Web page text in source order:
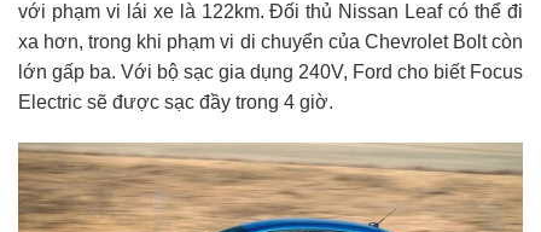
với phạm vi lái xe là 122km. Đối thủ Nissan Leaf có thể đi
xa hơn, trong khi phạm vi di chuyển của Chevrolet Bolt còn
lớn gấp ba. Với bộ sạc gia dụng 240V, Ford cho biết Focus
Electric sẽ được sạc đầy trong 4 giờ.